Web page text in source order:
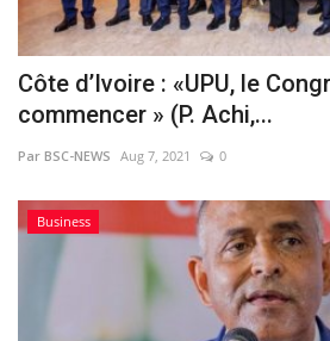
Côte d’Ivoire : «UPU, le
commencer » (P. Achi,...
Par BSC-NEWS Aug 7, 2021 0
Business